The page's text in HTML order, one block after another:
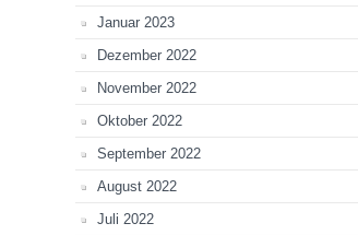
Januar 2023
Dezember 2022
November 2022
Oktober 2022
September 2022
August 2022
Juli 2022